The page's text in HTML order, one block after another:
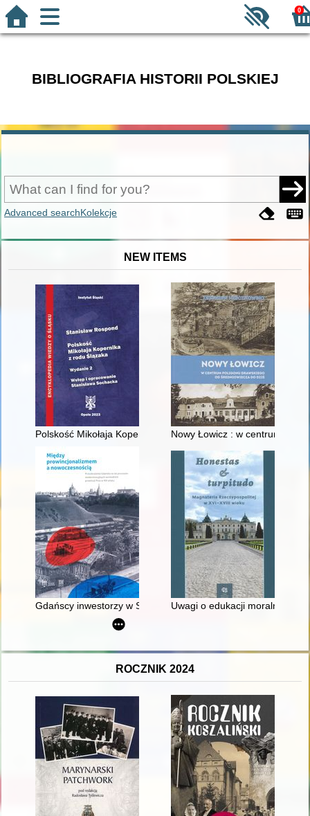
0
BIBLIOGRAFIA HISTORII POLSKIEJ
Advanced searchKolekcje
NEW ITEMS
Polskość Mikołaja Kopernika z rodu ŚlązakaNowy Łowicz : w centrum
Gdańscy inwestorzy w Sopocie : prestiż finansowy i
Uwagi o edukacji moralnej
ROCZNIK 2024